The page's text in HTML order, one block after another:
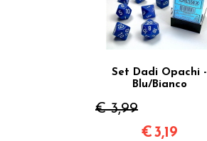
Set Dadi Opachi -
Blu/Bianco
€ 3,99
€3,19